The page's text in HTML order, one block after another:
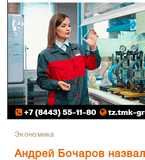
Экономика
Андрей Бочаров назвал